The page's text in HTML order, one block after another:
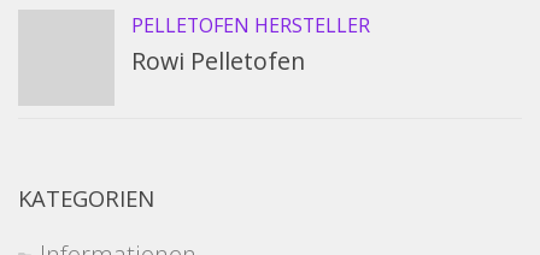
PELLETOFEN HERSTELLER
Rowi Pelletofen
KATEGORIEN